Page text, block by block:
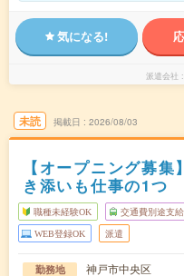
気になる!
派遣会社
未読 掲載日 2026/08/03
【オープニング募
き添いも仕事の1つ
職種未経験OK 交通費別途支給
WEB登録OK 派遣
勤務地
神戸市中央区